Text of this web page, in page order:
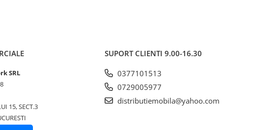
SRL
15, SECT.3
SUPORT CLIENTI 9.00-16.30
0377101513
0729005977
distributiemobila@yahoo.com